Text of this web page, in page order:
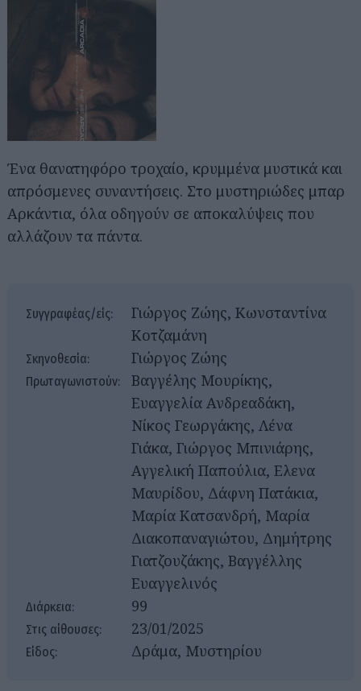
Ένα θανατηφόρο τροχαίο, κρυμμένα μυστικά και
απρόσμενες συναντήσεις. Στο μυστηριώδες μπαρ
Αρκάντια, όλα οδηγούν σε αποκαλύψεις που
αλλάζουν τα πάντα.
Συγγραφέας/είς:
Γιώργος Ζώης, Κωνσταντίνα
Κοτζαμάνη
Σκηνοθεσία: Γιώργος Ζώης
Πρωταγωνιστούν:
Βαγγέλης Μουρίκης,
Ευαγγελία Ανδρεαδάκη,
Νίκος Γεωργάκης, Λένα
Γιάκα, Γιώργος Μπινιάρης,
Αγγελική Παπούλια, Ελενα
Μαυρίδου, Δάφνη Πατάκια,
Μαρία Κατσανδρή, Μαρία
Διακοπαναγιώτου, Δημήτρης
Γιατζουζάκης, Βαγγέλλης
Ευαγγελινός
Διάρκεια: 99
Στις αίθουσες: 23/01/2025
Είδος: Δράμα, Μυστηρίου